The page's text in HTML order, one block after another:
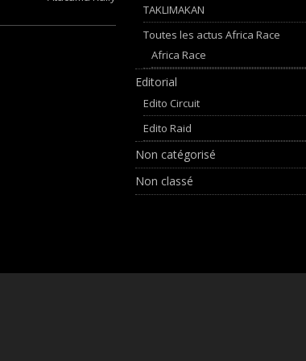
TAKLIMAKAN
Toutes les actus Africa Race
Africa Race
Editorial
Edito Circuit
Edito Raid
Non catégorisé
Non classé